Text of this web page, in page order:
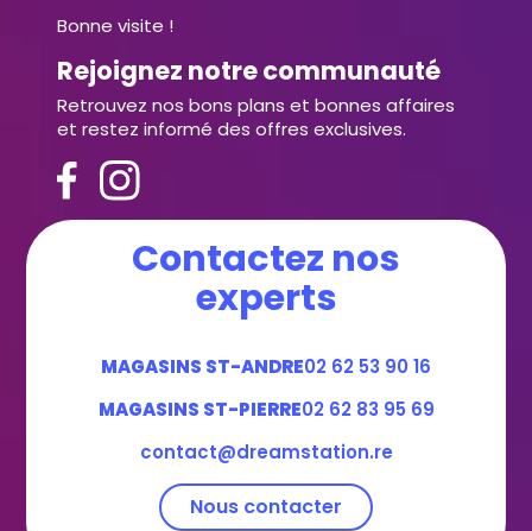
Bonne visite !
Rejoignez notre communauté
Retrouvez nos bons plans et bonnes affaires
et restez informé des offres exclusives.
Contactez nos
experts
MAGASINS ST-ANDRE02 62 53 90 16
MAGASINS ST-PIERRE02 62 83 95 69
contact@dreamstation.re
Nous contacter